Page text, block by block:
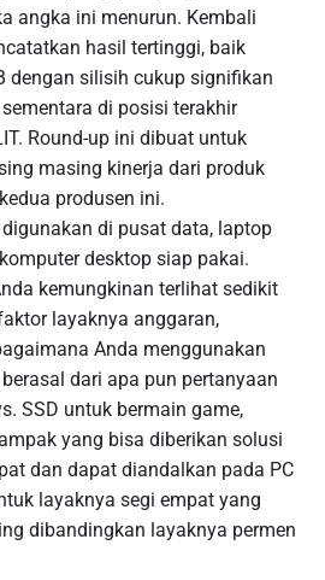
angka ini menurun. Kembali
hasil tertinggi, baik
dengan silisih cukup signifikan
di posisi terakhir
Round-up ini dibuat untuk
masing kinerja dari produk
produsen ini.
di pusat data, laptop
desktop siap pakai.
kemungkinan terlihat sedikit
layaknya anggaran,
Anda menggunakan
dari apa pun pertanyaan
SSD untuk bermain game,
yang bisa diberikan solusi
dan dapat diandalkan pada PC
layaknya segi empat yang
dibandingkan layaknya permen